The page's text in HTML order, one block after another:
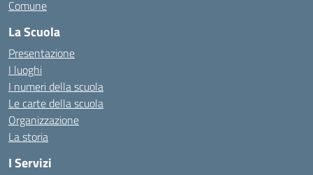
Comune
La Scuola
Presentazione
I luoghi
I numeri della scuola
Le carte della scuola
Organizzazione
La storia
I Servizi